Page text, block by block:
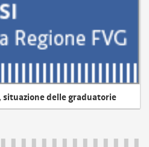
situazione delle graduatorie